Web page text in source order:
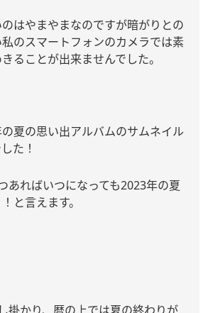
はやまやまなのですが暗がりとの
のスマートフォンのカメラでは素
ることが出来ませんでした。
夏の思い出アルバムのサムネイル
た！
あればいつになっても2023年の夏
と言えます。